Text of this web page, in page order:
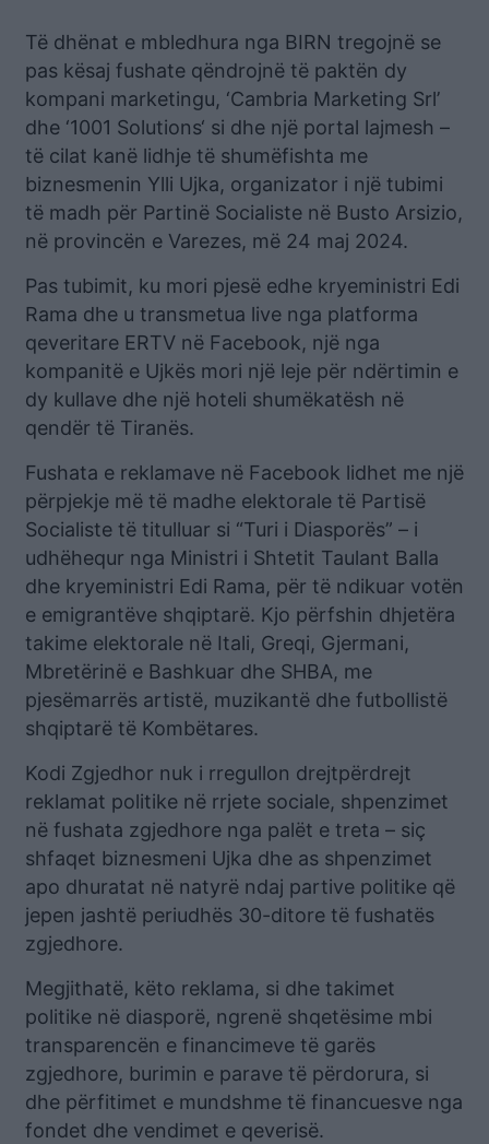
Të dhënat e mbledhura nga BIRN tregojnë se
pas kësaj fushate qëndrojnë të paktën dy
kompani marketingu, ‘Cambria Marketing Srl’
dhe ‘1001 Solutions‘ si dhe një portal lajmesh –
të cilat kanë lidhje të shumëfishta me
biznesmenin Ylli Ujka, organizator i një tubimi
të madh për Partinë Socialiste në Busto Arsizio,
në provincën e Varezes, më 24 maj 2024.
Pas tubimit, ku mori pjesë edhe kryeministri Edi
Rama dhe u transmetua live nga platforma
qeveritare ERTV në Facebook, një nga
kompanitë e Ujkës mori një leje për ndërtimin e
dy kullave dhe një hoteli shumëkatësh në
qendër të Tiranës.
Fushata e reklamave në Facebook lidhet me një
përpjekje më të madhe elektorale të Partisë
Socialiste të titulluar si “Turi i Diasporës” – i
udhëhequr nga Ministri i Shtetit Taulant Balla
dhe kryeministri Edi Rama, për të ndikuar votën
e emigrantëve shqiptarë. Kjo përfshin dhjetëra
takime elektorale në Itali, Greqi, Gjermani,
Mbretërinë e Bashkuar dhe SHBA, me
pjesëmarrës artistë, muzikantë dhe futbollistë
shqiptarë të Kombëtares.
Kodi Zgjedhor nuk i rregullon drejtpërdrejt
reklamat politike në rrjete sociale, shpenzimet
në fushata zgjedhore nga palët e treta – siç
shfaqet biznesmeni Ujka dhe as shpenzimet
apo dhuratat në natyrë ndaj partive politike që
jepen jashtë periudhës 30-ditore të fushatës
zgjedhore.
Megjithatë, këto reklama, si dhe takimet
politike në diasporë, ngrenë shqetësime mbi
transparencën e financimeve të garës
zgjedhore, burimin e parave të përdorura, si
dhe përfitimet e mundshme të financuesve nga
fondet dhe vendimet e qeverisë.